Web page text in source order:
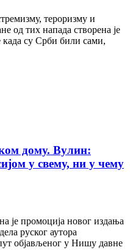
тероризму и
од тих напада створена је
када су Срби били сами,
дому. Вулин:
у свему, ни у чему
је промоција новог издања
руског аутора
објављеног у Нишу давне